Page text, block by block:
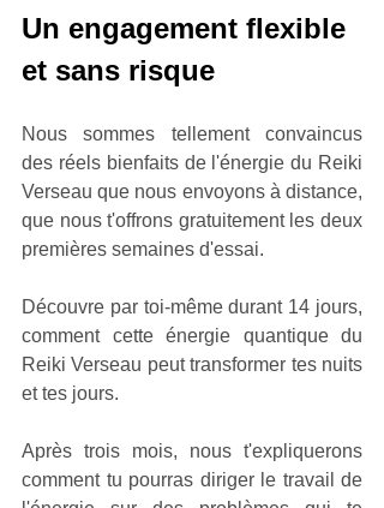
Un engagement flexible
et sans risque
Nous sommes tellement convaincus
des réels bienfaits de l'énergie du Reiki
Verseau que nous envoyons à distance,
que nous t'offrons gratuitement les deux
premières semaines d'essai.
Découvre par toi-même durant 14 jours,
comment cette énergie quantique du
Reiki Verseau peut transformer tes nuits
et tes jours.
Après trois mois, nous t'expliquerons
comment tu pourras diriger le travail de